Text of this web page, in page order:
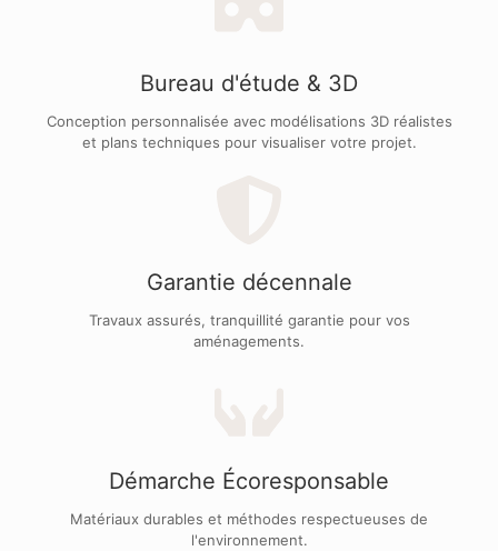
Bureau d'étude & 3D
Conception personnalisée avec modélisations 3D réalistes
et plans techniques pour visualiser votre projet.
Garantie décennale
Travaux assurés, tranquillité garantie pour vos
aménagements.
Démarche Écoresponsable
Matériaux durables et méthodes respectueuses de
l'environnement.